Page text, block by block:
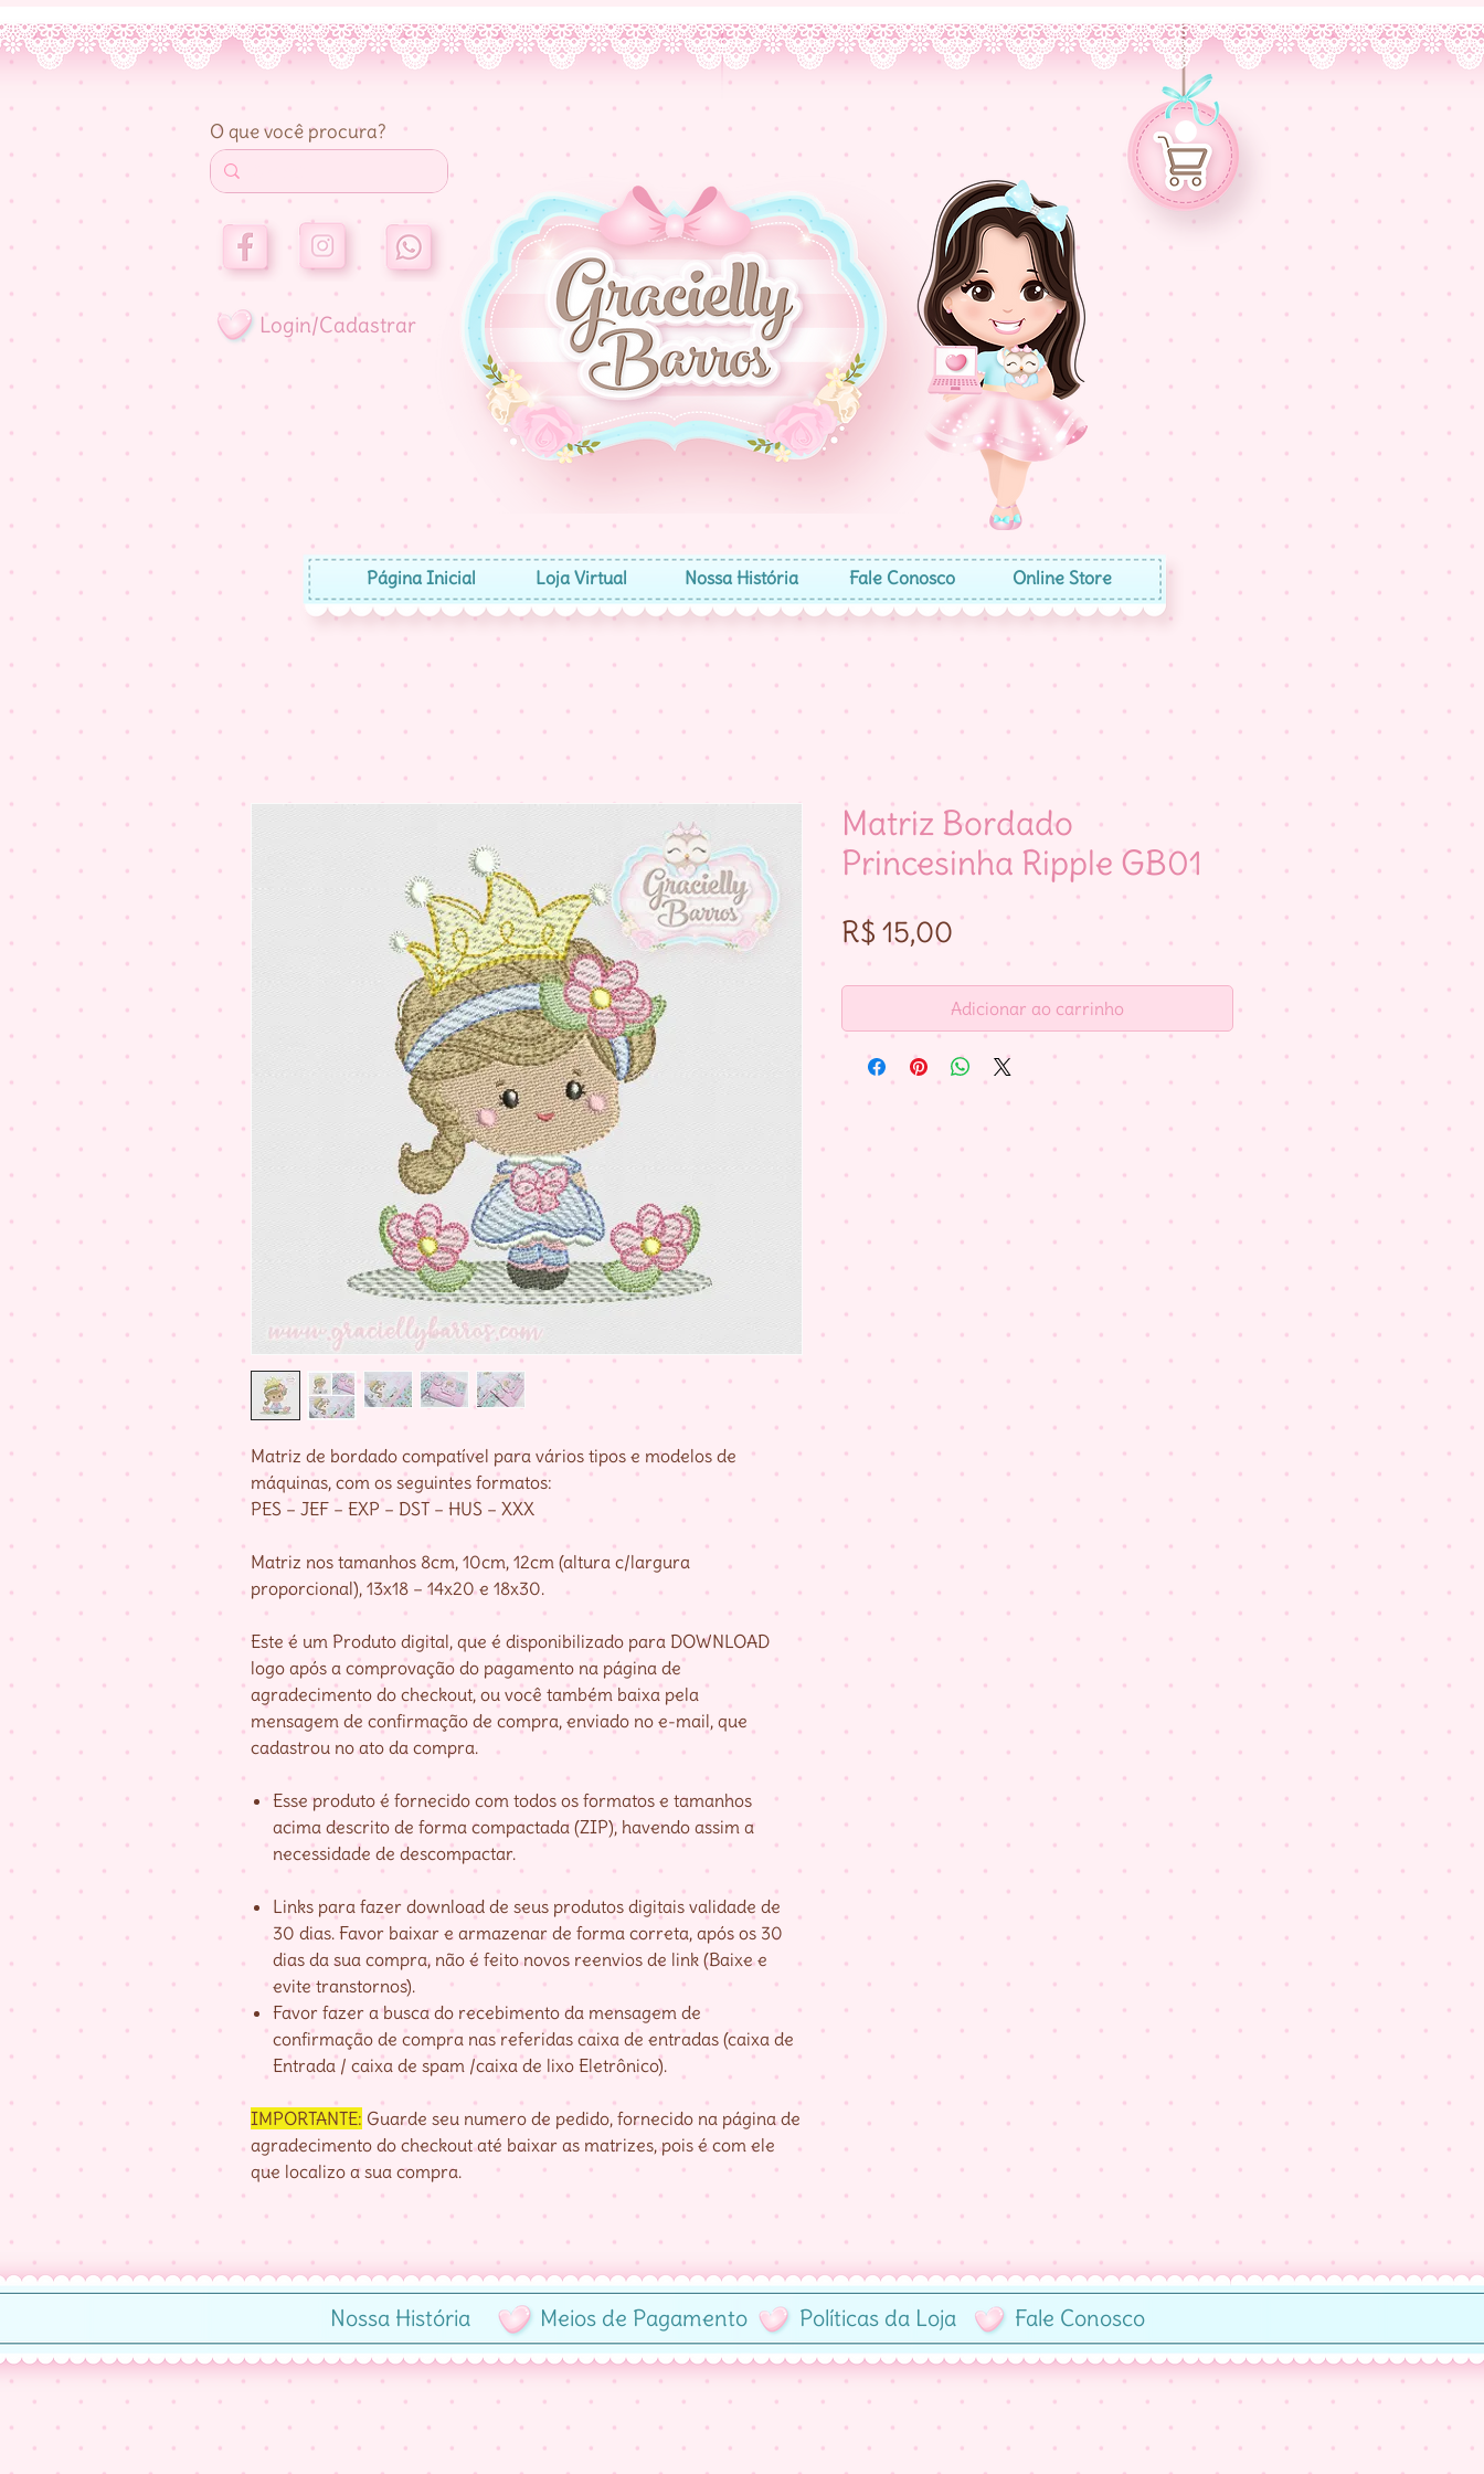
O que você procura?
Login/Cadastrar
Página Inicial Loja Virtual Nossa História Fale Conosco Online Store
Matriz de bordado compatível para vários tipos e modelos de
máquinas, com os seguintes formatos:
PES – JEF – EXP – DST – HUS – XXX
Matriz nos tamanhos 8cm, 10cm, 12cm (altura c/largura
proporcional), 13x18 – 14x20 e 18x30.
Este é um Produto digital, que é disponibilizado para DOWNLOAD
logo após a comprovação do pagamento na página de
agradecimento do checkout, ou você também baixa pela
mensagem de confirmação de compra, enviado no e-mail, que
cadastrou no ato da compra.
Esse produto é fornecido com todos os formatos e tamanhos
acima descrito de forma compactada (ZIP), havendo assim a
necessidade de descompactar.
Links para fazer download de seus produtos digitais validade de
30 dias. Favor baixar e armazenar de forma correta, após os 30
dias da sua compra, não é feito novos reenvios de link (Baixe e
evite transtornos).
Favor fazer a busca do recebimento da mensagem de
confirmação de compra nas referidas caixa de entradas (caixa de
Entrada / caixa de spam /caixa de lixo Eletrônico).
IMPORTANTE: Guarde seu numero de pedido, fornecido na página de
agradecimento do checkout até baixar as matrizes, pois é com ele
que localizo a sua compra.
Matriz Bordado
Princesinha Ripple GB01
R$ 15,00 Preço
Adicionar ao carrinho
Nossa História Meios de Pagamento Políticas da Loja Fale Conosco